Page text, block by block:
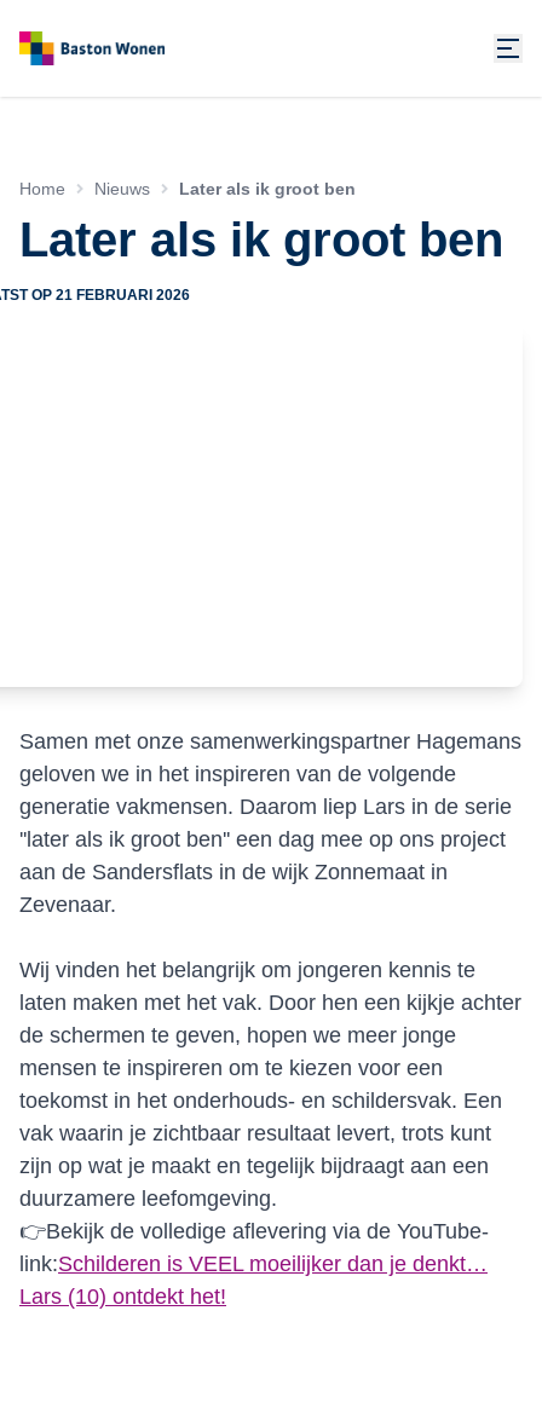
Home Nieuws Later als ik groot ben
Later als ik groot ben
OP 21 FEBRUARI 2026
Samen met onze samenwerkingspartner Hagemans
geloven we in het inspireren van de volgende
generatie vakmensen. Daarom liep Lars in de serie
''later als ik groot ben'' een dag mee op ons project
aan de Sandersflats in de wijk Zonnemaat in
Zevenaar.
Wij vinden het belangrijk om jongeren kennis te
laten maken met het vak. Door hen een kijkje achter
de schermen te geven, hopen we meer jonge
mensen te inspireren om te kiezen voor een
toekomst in het onderhouds- en schildersvak. Een
vak waarin je zichtbaar resultaat levert, trots kunt
zijn op wat je maakt en tegelijk bijdraagt aan een
duurzamere leefomgeving.
👉Bekijk de volledige aflevering via de YouTube-
link:Schilderen is VEEL moeilijker dan je denkt…
Lars (10) ontdekt het!